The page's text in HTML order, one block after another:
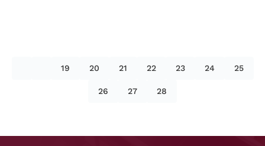
19 20 21 22 23 24 25
26 27 28